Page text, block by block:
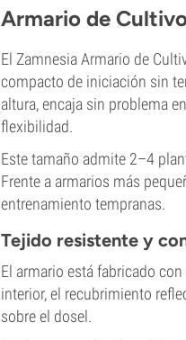
Armario de
El Zamnesia Armario de
compacto de iniciación sin
altura, encaja sin problema
flexibilidad.
Este tamaño admite 2–4
Frente a armarios más
entrenamiento tempranas.
Tejido resistente y
El armario está fabricado
interior, el recubrimiento
sobre el dosel.